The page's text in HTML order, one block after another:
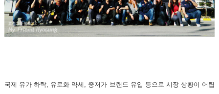
국제 유가 하락, 유로화 약세, 중저가 브랜드 유입 등으로 시장 상황이 어렵